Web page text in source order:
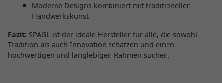
Moderne Designs kombiniert mit traditioneller
Handwerkskunst
Fazit: SPAGL ist der ideale Hersteller für alle, die sowohl
Tradition als auch Innovation schätzen und einen
hochwertigen und langlebigen Rahmen suchen.